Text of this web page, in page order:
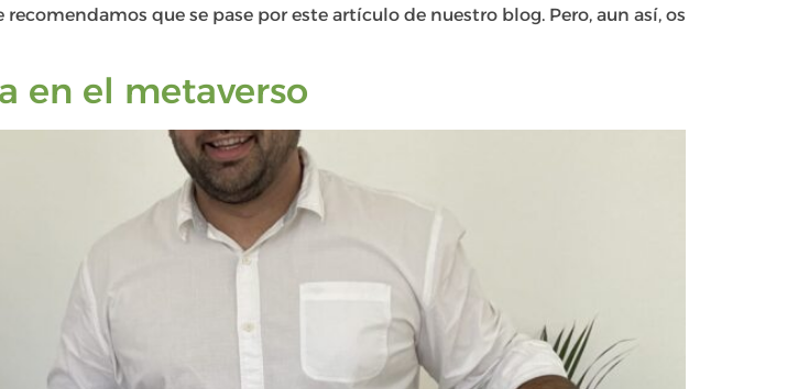
que se pase por este artículo de nuestro blog. Pero, aun así, os
en el metaverso